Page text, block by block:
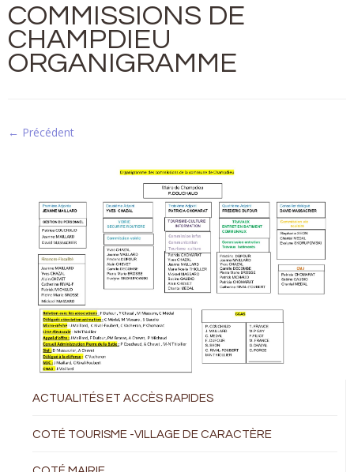
COMMISSIONS DE
CHAMPDIEU
ORGANIGRAMME
← Précédent
ACTUALITÉS ET ACCÈS RAPIDES
COTÉ TOURISME -VILLAGE DE CARACTÈRE